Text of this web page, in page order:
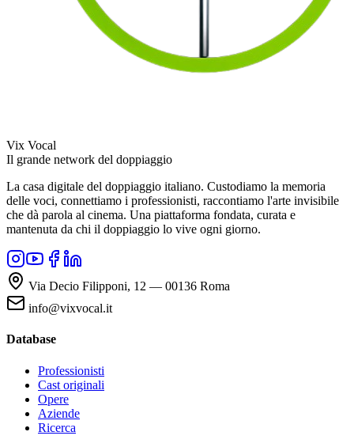
Vix Vocal
Il grande network del doppiaggio
La casa digitale del doppiaggio italiano. Custodiamo la memoria
delle voci, connettiamo i professionisti, raccontiamo l'arte invisibile
che dà parola al cinema. Una piattaforma fondata, curata e
mantenuta da chi il doppiaggio lo vive ogni giorno.
Via Decio Filipponi, 12 — 00136 Roma
info@vixvocal.it
Database
Professionisti
Cast originali
Opere
Aziende
Ricerca